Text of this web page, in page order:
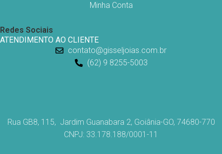
Minha Conta
Redes Sociais
ATENDIMENTO AO CLIENTE
contato@gisseljoias.com.br
(62) 9 8255-5003
Rua GB8, 115, Jardim Guanabara 2, Goiânia-GO, 74680-770
CNPJ: 33.178.188/0001-11